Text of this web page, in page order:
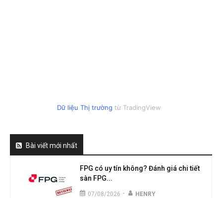
Dữ liệu Thị trường từ TradingView
Bài viết mới nhất
FPG có uy tín không? Đánh giá chi tiết
sàn FPG...
07/08/2026 - HENRY